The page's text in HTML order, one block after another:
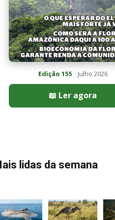
Edição 155· Julho 2026
📖 Ler agora
lidas da semana